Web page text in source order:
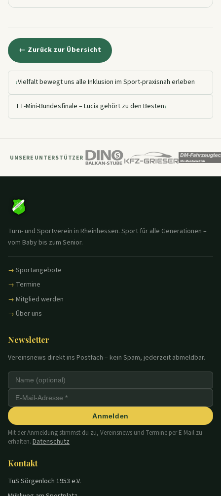
← Zurück zur Übersicht
‹Vielfalt bewegt uns alle Inklusion im Sport-praxisnah erleben
TT-Mini-Bundesfinale – Lucia gehört zu den Besten›
UNSERE UNTERSTÜTZER
Turn- und Sportverein in Rheinhessen. Sport für alle Generationen –
vom Baby bis zum Senior.
Sportangebote
Termine
Mitglied werden
Über uns
Newsletter
Vereinsnews direkt ins Postfach – kein Spam, jederzeit abmeldbar.
Anmelden
Mit der Anmeldung stimmst du zu, Vereinsnews und Termine per E-Mail zu
erhalten. Datenschutz
Kontakt
TuS Sörgenloch 1953 e.V.